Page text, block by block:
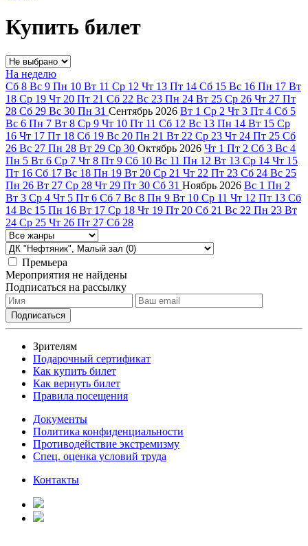
Купить билет
На неделю
Сб 8 Вс 9 Пн 10 Вт 11 Ср 12 Чт 13 Пт 14 Сб 15 Вс 16 Пн 17 Вт
18 Ср 19 Чт 20 Пт 21 Сб 22 Вс 23 Пн 24 Вт 25 Ср 26 Чт 27 Пт
28 Сб 29 Вс 30 Пн 31 Сентябрь 2026 Вт 1 Ср 2 Чт 3 Пт 4 Сб 5
Вс 6 Пн 7 Вт 8 Ср 9 Чт 10 Пт 11 Сб 12 Вс 13 Пн 14 Вт 15 Ср
16 Чт 17 Пт 18 Сб 19 Вс 20 Пн 21 Вт 22 Ср 23 Чт 24 Пт 25 Сб
26 Вс 27 Пн 28 Вт 29 Ср 30 Октябрь 2026 Чт 1 Пт 2 Сб 3 Вс 4
Пн 5 Вт 6 Ср 7 Чт 8 Пт 9 Сб 10 Вс 11 Пн 12 Вт 13 Ср 14 Чт 15
Пт 16 Сб 17 Вс 18 Пн 19 Вт 20 Ср 21 Чт 22 Пт 23 Сб 24 Вс 25
Пн 26 Вт 27 Ср 28 Чт 29 Пт 30 Сб 31 Ноябрь 2026 Вс 1 Пн 2
Вт 3 Ср 4 Чт 5 Пт 6 Сб 7 Вс 8 Пн 9 Вт 10 Ср 11 Чт 12 Пт 13 Сб
14 Вс 15 Пн 16 Вт 17 Ср 18 Чт 19 Пт 20 Сб 21 Вс 22 Пн 23 Вт
24 Ср 25 Чт 26 Пт 27 Сб 28
Премьера
Мероприятия не найдены
Подписаться на рассылку
Зрителям
Подарочный сертификат
Как купить билет
Как вернуть билет
Правила посещения
Документы
Политика конфиденциальности
Противодействие экстремизму
Спец. оценка условий труда
Контакты